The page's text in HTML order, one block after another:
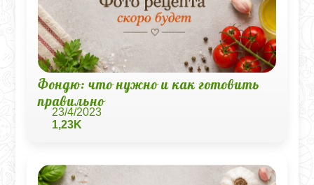
Фондю: что нужно и как готовить
правильно
23/4/2023
1,23K